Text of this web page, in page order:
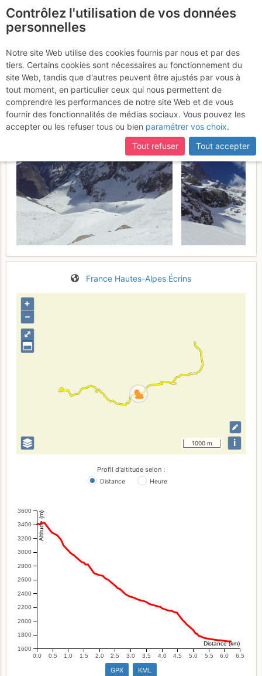
Tour de la Meije J4 :
descente du Glacier de
l'Homme
Lundi 10 avril 2017
France Hautes-Alpes Écrins
⤢
+
–
1000 m i
Profil d'altitude selon :
Distance Heure
1600
1800
2000
2200
2400
2600
2800
3000
3200
3400
3600 Altitude (m)
0.0 0.5 1.0 1.5 2.0 2.5 3.0 3.5 4.0 4.5 5.0 5.5 6.0 6.5
Distance (km)
GPX KML
Contrôlez l'utilisation de vos données
personnelles
Notre site Web utilise des cookies fournis par nous et par des
tiers. Certains cookies sont nécessaires au fonctionnement du
site Web, tandis que d'autres peuvent être ajustés par vous à
tout moment, en particulier ceux qui nous permettent de
comprendre les performances de notre site Web et de vous
fournir des fonctionnalités de médias sociaux. Vous pouvez les
accepter ou les refuser tous ou bien paramétrer vos choix.
Tout refuser
Tout accepter